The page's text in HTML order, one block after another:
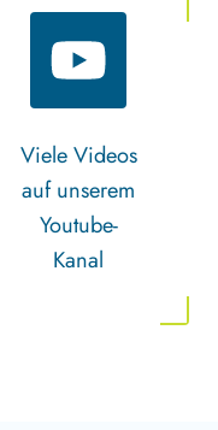
Viele Videos
auf unserem
Youtube-
Kanal